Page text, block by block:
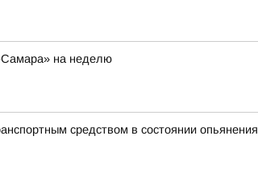
Самара» на неделю
средством в состоянии опьянения